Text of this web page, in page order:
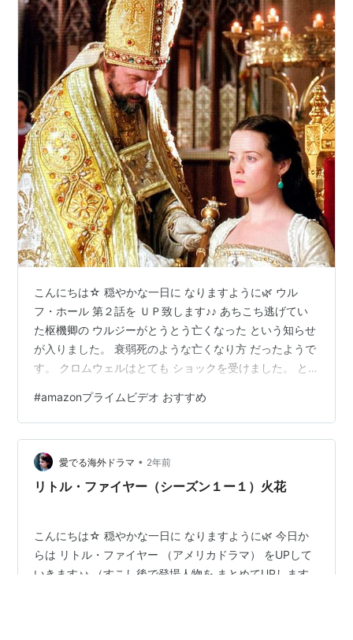
こんにちは☆ 穏やかな一日に なりますように🌿 ウル
フ・ホール 第２話を ＵＰ致します♪♪ あちこち逃げてい
た枢機卿の ウルジーがとうとう亡くなった という知らせ
が入りました。 衰弱死のような亡くなり方 だったようで
す。 クロムウェルはとても ショックを受けました。 と
と 前向きになるのでした。 ある時、ヘンリー8世が 不吉
な夢を見たとして クロムウェルが呼ばれました。 クロム
ウェルはヘンリーが 安心するような夢の解釈を述べて 彼
に大いに気に入られるのでした。 王に信頼されたクロム
ウェルは、 トマス・モアと共に枢密院の 顧問官になるの
#amazonプライムビデオ おすすめ
愛でる海外ドラマ • 2年前
リトル・ファイヤー（シーズン１ー１）火花
こんにちは☆ 穏やかな一日に なりますように🌿 今日か
らは リトル・ファイヤー （アメリカドラマ） をUPして
いきます♪♪ （すこし後で登場人物を まとめてUPします